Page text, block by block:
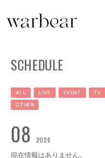
SCHEDULE
VIDEO
SCHEDULE
ALL LIVE EVENT TV
OTHER
08 2026
現在情報はありません。